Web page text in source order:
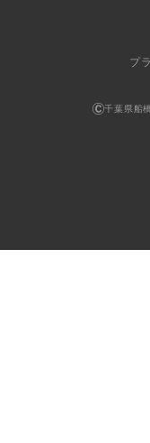
プ
千葉県船